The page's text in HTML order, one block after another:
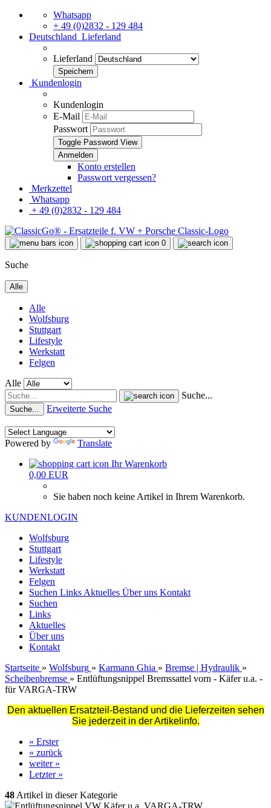
Whatsapp
+ 49 (0)2832 - 129 484
Deutschland Lieferland
Lieferland
Kundenlogin
Kundenlogin
E-Mail
Passwort
Toggle Password View
Konto erstellen
Passwort vergessen?
Merkzettel
Whatsapp
+ 49 (0)2832 - 129 484
0
Suche
Alle
Alle
Wolfsburg
Stuttgart
Lifestyle
Werkstatt
Felgen
Alle
Suche...
Suche... Erweiterte Suche
Powered by
Translate
Ihr Warenkorb
0,00 EUR
Sie haben noch keine Artikel in Ihrem Warenkorb.
KUNDENLOGIN
Wolfsburg
Stuttgart
Lifestyle
Werkstatt
Felgen
Suchen Links Aktuelles Über uns Kontakt
Suchen
Links
Aktuelles
Über uns
Kontakt
Startseite » Wolfsburg » Karmann Ghia » Bremse | Hydraulik »
Scheibenbremse » Entlüftungsnippel Bremssattel vorn - Käfer u.a. -
für VARGA-TRW
Den aktuellen Ersatzteil-Bestand und die Lieferzeiten sehen
Sie jederzeit in der Artikelinfo.
« Erster
« zurück
weiter »
Letzter »
48 Artikel in dieser Kategorie